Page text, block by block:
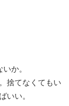
か。
捨てなくてもい
いい。